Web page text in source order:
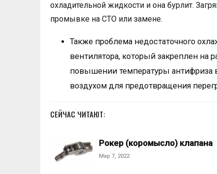
охладительной жидкости и она бурлит.
промывке на СТО или замене.
Также проблема недостаточного
вентилятора, который закреплен на
повышении температуры антифриза
воздухом для предотвращения
СЕЙЧАС ЧИТАЮТ:
Рокер (коромысло) клапана
Мар 7, 2022